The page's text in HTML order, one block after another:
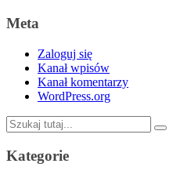
Meta
Zaloguj się
Kanał wpisów
Kanał komentarzy
WordPress.org
Szukaj:
Kategorie